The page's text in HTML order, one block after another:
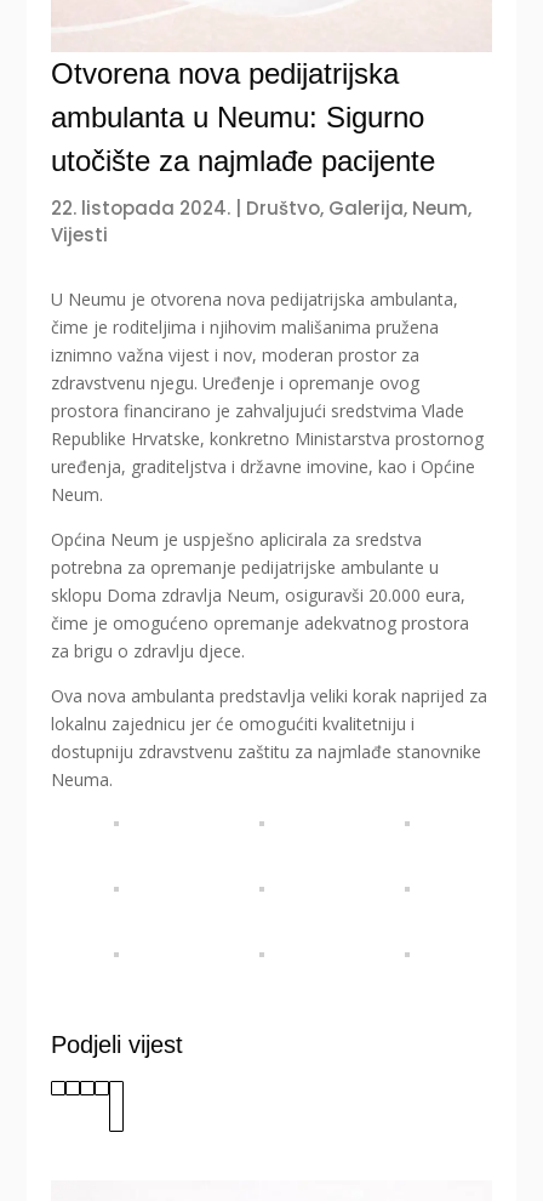
Otvorena nova pedijatrijska
ambulanta u Neumu: Sigurno
utočište za najmlađe pacijente
22. listopada 2024. Društvo, Galerija, Neum,
Vijesti
U Neumu je otvorena nova pedijatrijska ambulanta,
čime je roditeljima i njihovim mališanima pružena
iznimno važna vijest i nov, moderan prostor za
zdravstvenu njegu. Uređenje i opremanje ovog
prostora financirano je zahvaljujući sredstvima Vlade
Republike Hrvatske, konkretno Ministarstva prostornog
uređenja, graditeljstva i državne imovine, kao i Općine
Neum.
Općina Neum je uspješno aplicirala za sredstva
potrebna za opremanje pedijatrijske ambulante u
sklopu Doma zdravlja Neum, osiguravši 20.000 eura,
čime je omogućeno opremanje adekvatnog prostora
za brigu o zdravlju djece.
Ova nova ambulanta predstavlja veliki korak naprijed za
lokalnu zajednicu jer će omogućiti kvalitetniju i
dostupniju zdravstvenu zaštitu za najmlađe stanovnike
Neuma.
Podjeli vijest